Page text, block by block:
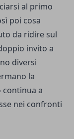
al primo
poi cosa
da ridire sul
invito a
diversi
la
continua a
nei confronti